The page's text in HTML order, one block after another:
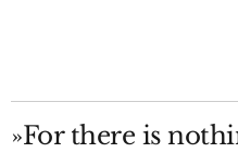
»For there is